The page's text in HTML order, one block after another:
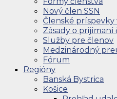
Nový člen SSN
Členské
Zásady o prijímaní
Služby pre členov
Medzinárodný
Fórum
Regióny
Banská Bystrica
Košice